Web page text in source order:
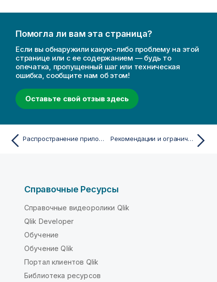
Помогла ли вам эта страница?
Если вы обнаружили какую-либо проблему на этой
странице или с ее содержанием — будь то
опечатка, пропущенный шаг или техническая
ошибка, сообщите нам об этом!
Оставьте свой отзыв здесь
Распространение приложений на Qlik Cloud Рекомендации и ограничения публикации приложений с тегами в Qlik Cloud
Справочные Ресурсы
Справочные видеоролики Qlik
Qlik Developer
Обучение
Обучение Qlik
Портал клиентов Qlik
Библиотека ресурсов